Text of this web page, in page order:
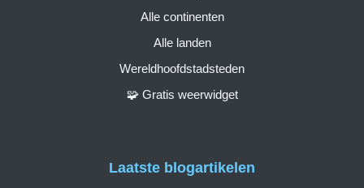
Alle continenten
Alle landen
Wereldhoofdstadsteden
🧩 Gratis weerwidget
Laatste blogartikelen